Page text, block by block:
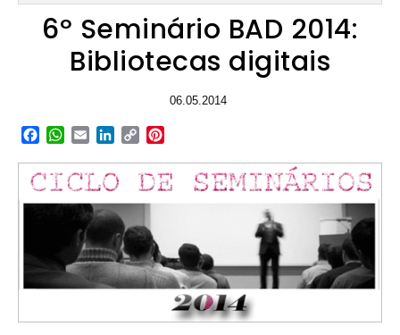
6º Seminário BAD 2014:
Bibliotecas digitais
06.05.2014
Facebook
WhatsApp
EmailLinkedIn
Copy